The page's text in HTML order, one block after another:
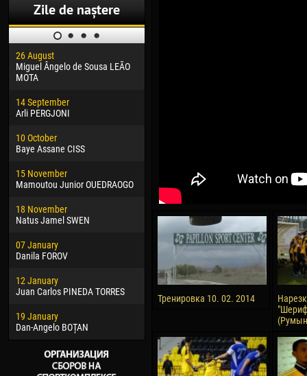
Zile de naștere
26 August
Miguel Ângelo de Sousa LEÃO
MOTA
14 September
Arli PERGJONI
10 October
Baye Assane CISS
15 November
Mamoutou Junior OUEDRAOGO
18 November
Natus Jamel SWEN
07 January
Danila FOROV
12 January
Juan Carlos PINEDA TORRES
19 January
Dan-Angelo BOȚAN
Emmanuel AFETSE
20 March
22 March
Samba KONÉ
26 March
Vitor Hugo Morais de OLIVEIRA
28 March
28
10
15
Ivan
Тренировка 10. 02. 2014